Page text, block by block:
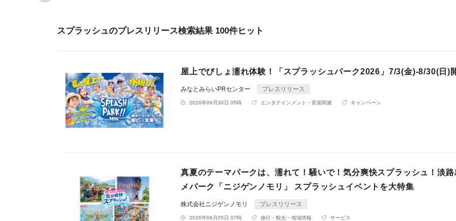
スプラッシュのプレスリリース検索結果 100件ヒット
屋上でびしょ濡れ体験！「スプラッシュパーク2026」7/3(金)-8/30(日)
みなとみらいPRセンター プレスリリース
2026年06月30日 05時 エンタテインメント・音楽関連 キャンペーン
真夏のテーマパークは、濡れて！騒いで！気分爽快スプラッシュ！淡
メパーク「ニジゲンノモリ」 スプラッシュイベントを大特集
株式会社ニジゲンノモリ プレスリリース
2026年06月05日 07時 旅行・観光・地域情報 サービス